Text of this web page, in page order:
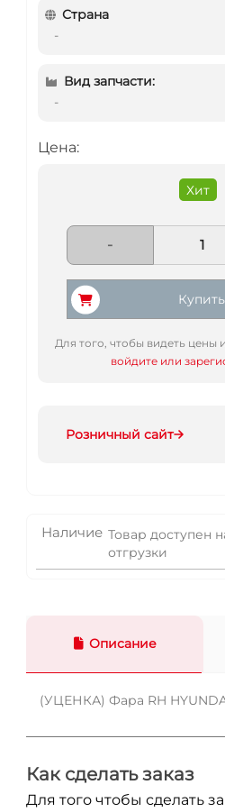
Страна
-
Вид запчасти:
-
Цена:
Хит
-
Купить
Для того, чтобы видеть цены
войдите или
Розничный сайт
Наличие Товар доступен
отгрузки
Описание
(УЦЕНКА) Фара RH
Как сделать заказ
Для того чтобы сделать